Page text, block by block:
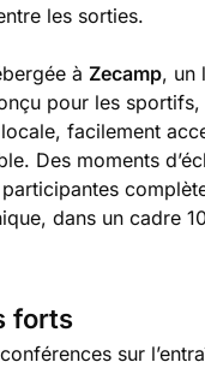
les sorties.
à Zecamp, un
pour les sportifs,
facilement
Des moments
dans un cadre
forts
sur